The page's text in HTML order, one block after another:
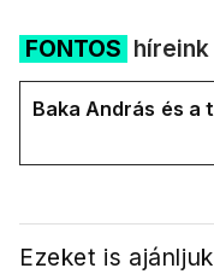
FONTOS híreink
Baka András és a
Ezeket is